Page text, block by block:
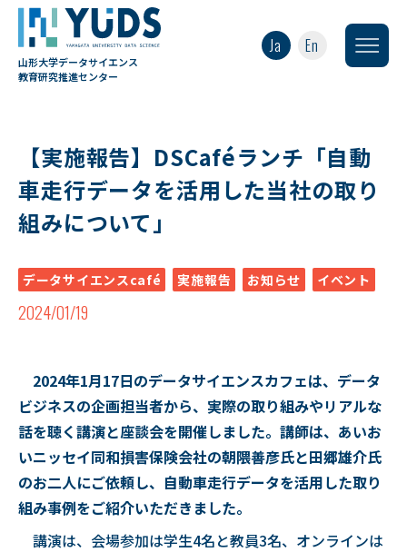
山形大学データサイエンス
教育研究推進センター
Ja En
【実施報告】DSCaféランチ「自動
車走行データを活用した当社の取り
組みについて」
データサイエンスcafé 実施報告 お知らせ イベント
2024/01/19
2024年1月17日のデータサイエンスカフェは、データ
ビジネスの企画担当者から、実際の取り組みやリアルな
話を聴く講演と座談会を開催しました。講師は、あいお
いニッセイ同和損害保険会社の朝隈善彦氏と田郷雄介氏
のお二人にご依頼し、自動車走行データを活用した取り
組み事例をご紹介いただきました。
講演は、会場参加は学生4名と教員3名、オンラインは